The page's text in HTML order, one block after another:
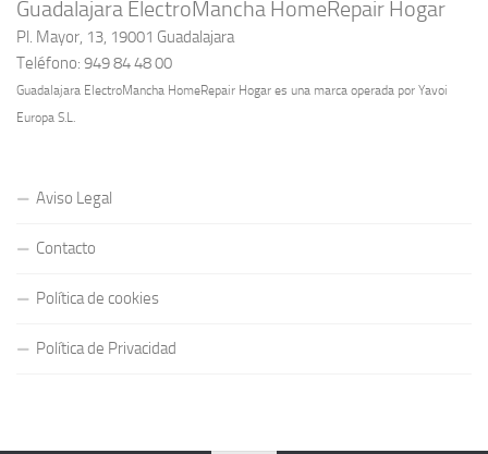
Guadalajara ElectroMancha HomeRepair Hogar
Pl. Mayor, 13, 19001 Guadalajara
Teléfono: 949 84 48 00
Guadalajara ElectroMancha HomeRepair Hogar es una marca operada por Yavoi
Europa S.L.
Aviso Legal
Contacto
Política de cookies
Política de Privacidad